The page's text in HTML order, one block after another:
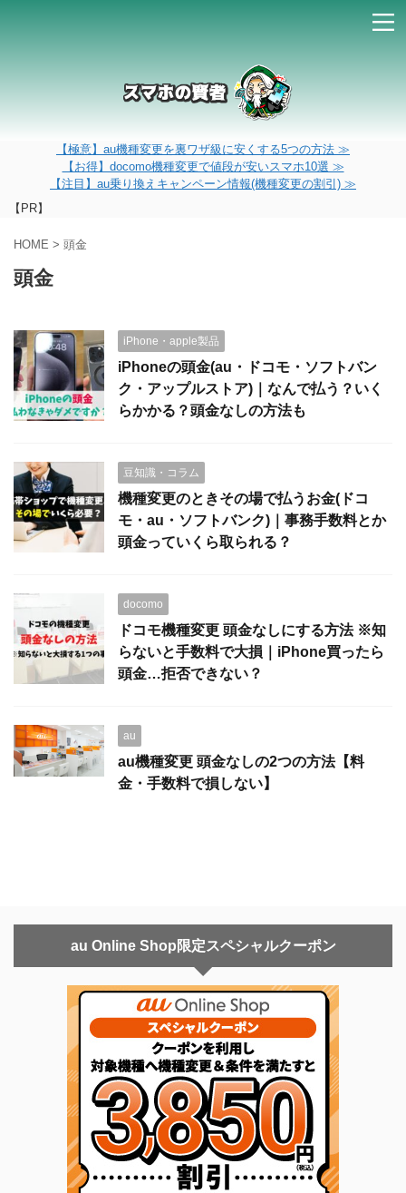
【極意】au機種変更を裏ワザ級に安くする5つの方法 ≫
【お得】docomo機種変更で値段が安いスマホ10選 ≫
【注目】au乗り換えキャンペーン情報(機種変更の割引) ≫
【PR】
HOME > 頭金
頭金
iPhone・apple製品
iPhoneの頭金(au・ドコモ・ソフトバン
ク・アップルストア)｜なんで払う？いく
らかかる？頭金なしの方法も
豆知識・コラム
機種変更のときその場で払うお金(ドコ
モ・au・ソフトバンク)｜事務手数料とか
頭金っていくら取られる？
docomo
ドコモ機種変更 頭金なしにする方法 ※知
らないと手数料で大損｜iPhone買ったら
頭金…拒否できない？
au
au機種変更 頭金なしの2つの方法【料
金・手数料で損しない】
au Online Shop限定スペシャルクーポン